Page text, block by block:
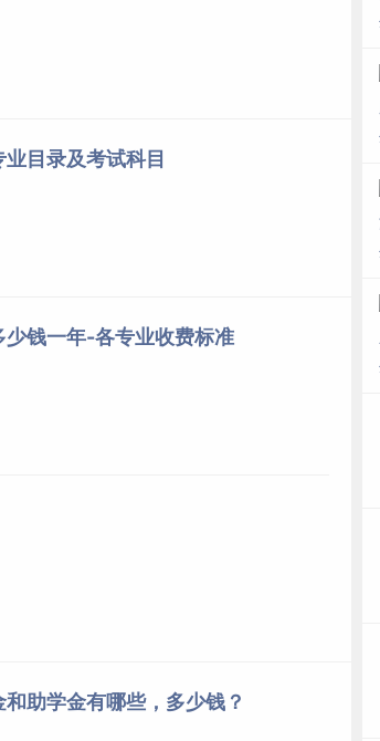
目录及考试科目
钱一年-各专业收费标准
助学金有哪些，多少钱？